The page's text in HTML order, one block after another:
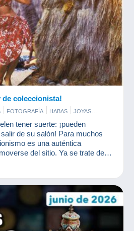
de coleccionista!
FOTOGRAFÍA HABAS
JOYAS
POSTALES
SELLOS
MODERNAS
tener suerte: ¡pueden
de su salón! Para muchos
es una auténtica
del sitio. Ya se trate de
u objetos antiguos, cada
que viene de otro lugar. ¡Y